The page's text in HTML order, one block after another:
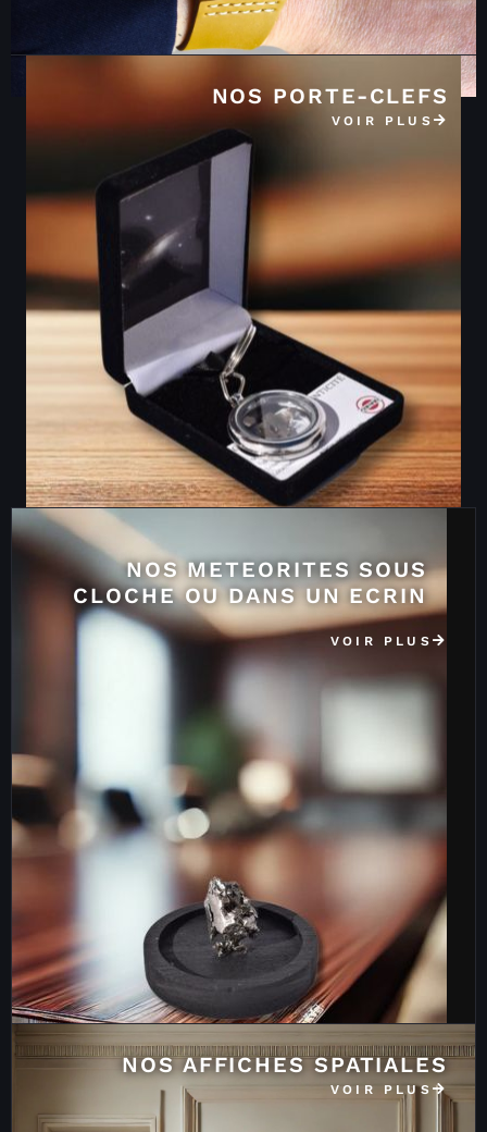
NOS PORTE-CLEFS
VOIR PLUS
NOS METEORITES SOUS
CLOCHE OU DANS UN ECRIN
VOIR PLUS
NOS AFFICHES SPATIALES
VOIR PLUS